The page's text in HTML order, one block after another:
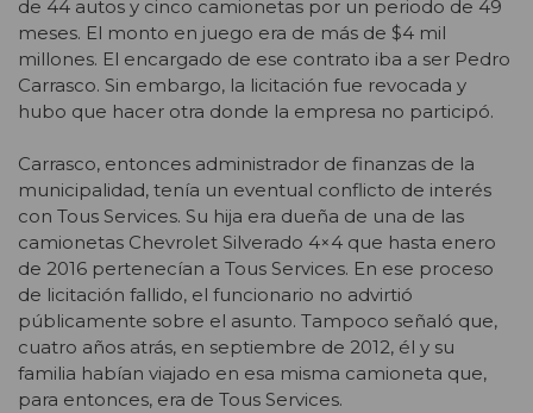
de 44 autos y cinco camionetas por un periodo de 49
meses. El monto en juego era de más de $4 mil
millones. El encargado de ese contrato iba a ser Pedro
Carrasco. Sin embargo, la licitación fue revocada y
hubo que hacer otra donde la empresa no participó.
Carrasco, entonces administrador de finanzas de la
municipalidad, tenía un eventual conflicto de interés
con Tous Services. Su hija era dueña de una de las
camionetas Chevrolet Silverado 4×4 que hasta enero
de 2016 pertenecían a Tous Services. En ese proceso
de licitación fallido, el funcionario no advirtió
públicamente sobre el asunto. Tampoco señaló que,
cuatro años atrás, en septiembre de 2012, él y su
familia habían viajado en esa misma camioneta que,
para entonces, era de Tous Services.